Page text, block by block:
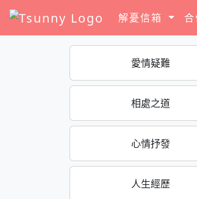
解憂信箱
愛情疑難
相處之道
心情抒發
人生經歷